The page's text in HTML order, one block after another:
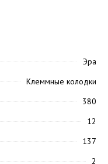
Эра
Клеммные колодки
380
12
137
2